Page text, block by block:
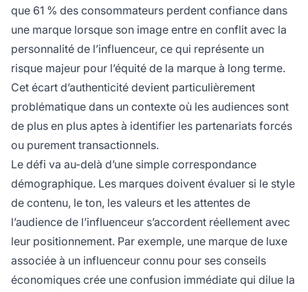
que 61 % des consommateurs perdent confiance dans
une marque lorsque son image entre en conflit avec la
personnalité de l’influenceur, ce qui représente un
risque majeur pour l’équité de la marque à long terme.
Cet écart d’authenticité devient particulièrement
problématique dans un contexte où les audiences sont
de plus en plus aptes à identifier les partenariats forcés
ou purement transactionnels.
Le défi va au-delà d’une simple correspondance
démographique. Les marques doivent évaluer si le style
de contenu, le ton, les valeurs et les attentes de
l’audience de l’influenceur s’accordent réellement avec
leur positionnement. Par exemple, une marque de luxe
associée à un influenceur connu pour ses conseils
économiques crée une confusion immédiate qui dilue la